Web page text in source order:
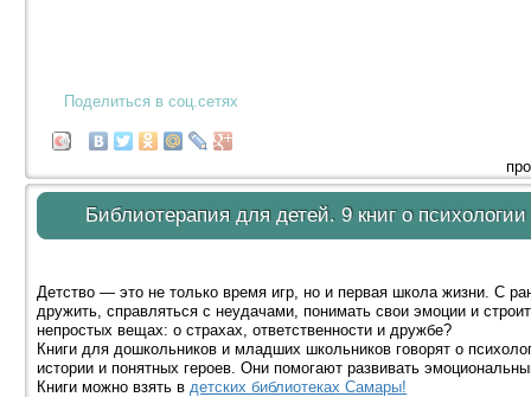
Поделиться в соц.сетях
Библиотерапия для детей. 9 книг о
Детство — это не только время игр, но и первая школа жизни. С
дружить, справляться с неудачами, понимать свои эмоции и
непростых вещах: о страхах, ответственности и дружбе?
Книги для дошкольников и младших школьников говорят о
истории и понятных героев. Они помогают развивать
Книги можно взять в детских библиотеках Самары!